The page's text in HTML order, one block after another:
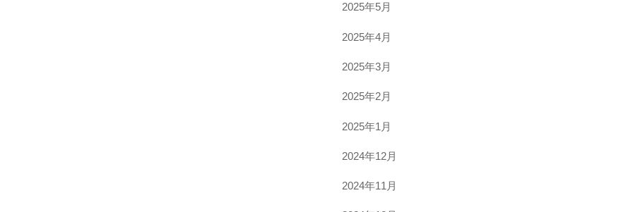
2025年5月
2025年4月
2025年3月
2025年2月
2025年1月
2024年12月
2024年11月